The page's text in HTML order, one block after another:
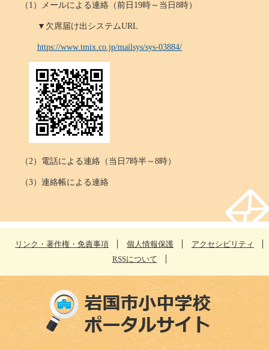
（1）メールによる連絡（前日19時～当日8時）
▼欠席届け出システムURL
https://www.tmix.co.jp/mailsys/sys-03884/
（2）電話による連絡（当日7時半～8時）
（3）連絡帳による連絡
リンク・著作権・免責事項 個人情報保護
アクセシビリティ
RSSについて